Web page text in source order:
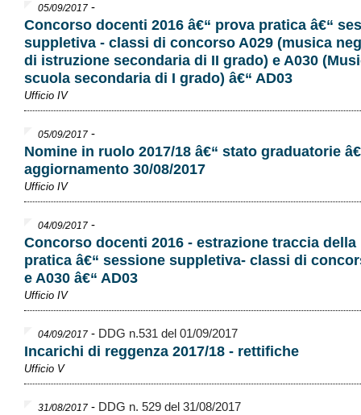
05/09/2017 -
Concorso docenti 2016 â€“ prova pratica â€“
suppletiva - classi di concorso A029 (musica
di istruzione secondaria di II grado) e A030
scuola secondaria di I grado) â€“ AD03
Ufficio IV
05/09/2017 -
Nomine in ruolo 2017/18 â€“ stato graduatorie
aggiornamento 30/08/2017
Ufficio IV
04/09/2017 -
Concorso docenti 2016 - estrazione traccia della
pratica â€“ sessione suppletiva- classi di
e A030 â€“ AD03
Ufficio IV
04/09/2017 - DDG n.531 del 01/09/2017
Incarichi di reggenza 2017/18 - rettifiche
Ufficio V
31/08/2017 - DDG n. 529 del 31/08/2017